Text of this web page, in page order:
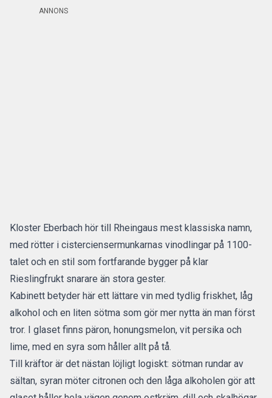
ANNONS
Kloster Eberbach hör till Rheingaus mest klassiska namn,
med rötter i cisterciensermunkarnas vinodlingar på 1100-
talet och en stil som fortfarande bygger på klar
Rieslingfrukt snarare än stora gester.
Kabinett betyder här ett lättare vin med tydlig friskhet, låg
alkohol och en liten sötma som gör mer nytta än man först
tror. I glaset finns päron, honungsmelon, vit persika och
lime, med en syra som håller allt på tå.
Till kräftor är det nästan löjligt logiskt: sötman rundar av
sältan, syran möter citronen och den låga alkoholen gör att